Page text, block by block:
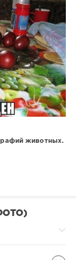
животных.